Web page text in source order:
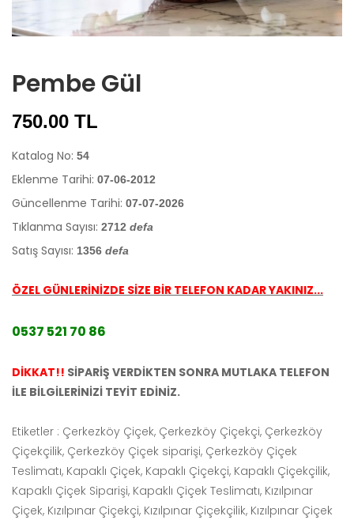
Pembe Gül
750.00 TL
Katalog No: 54
Eklenme Tarihi: 07-06-2012
Güncellenme Tarihi: 07-07-2026
Tıklanma Sayısı: 2712 defa
Satış Sayısı: 1356 defa
ÖZEL GÜNLERİNİZDE SİZE BİR TELEFON KADAR YAKINIZ...
0537 521 70 86
DİKKAT!! SİPARİŞ VERDİKTEN SONRA MUTLAKA TELEFON
İLE BİLGİLERİNİZİ TEYİT EDİNİZ.
Etiketler : Çerkezköy Çiçek, Çerkezköy Çiçekçi, Çerkezköy
Çiçekçilik, Çerkezköy Çiçek siparişi, Çerkezköy Çiçek
Teslimatı, Kapaklı Çiçek, Kapaklı Çiçekçi, Kapaklı Çiçekçilik,
Kapaklı Çiçek Siparişi, Kapaklı Çiçek Teslimatı, Kızılpınar
Çiçek, Kızılpınar Çiçekçi, Kızılpınar Çiçekçilik, Kızılpınar Çiçek